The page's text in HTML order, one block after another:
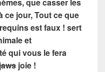
que casser les
ce jour, Tout ce que
est faux ! sert
et
qui vous le fera
joie !